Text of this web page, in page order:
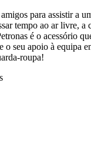
para assistir a
tempo ao ar livre, a
é o acessório
o seu apoio à equipa
roupa!